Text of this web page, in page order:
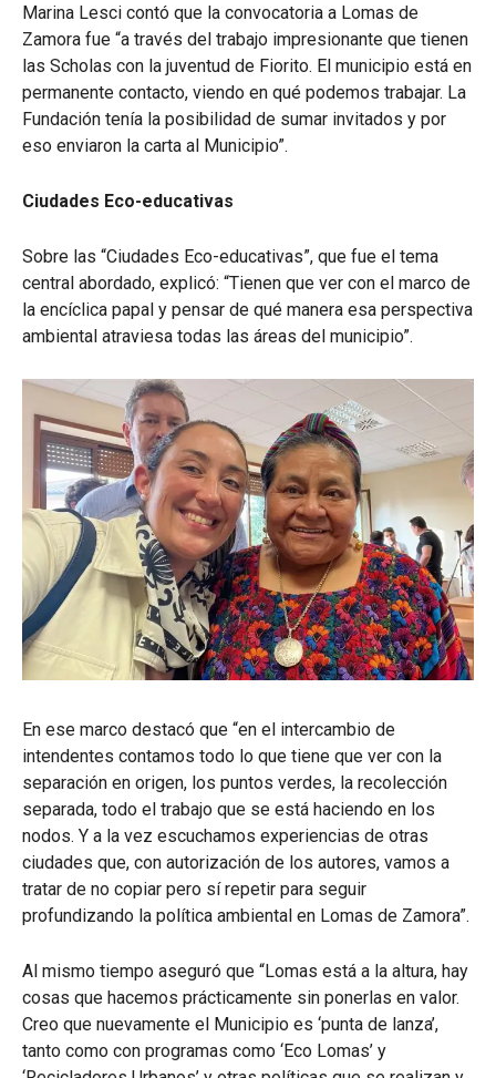
Marina Lesci contó que la convocatoria a Lomas de
Zamora fue “a través del trabajo impresionante que tienen
las Scholas con la juventud de Fiorito. El municipio está en
permanente contacto, viendo en qué podemos trabajar. La
Fundación tenía la posibilidad de sumar invitados y por
eso enviaron la carta al Municipio”.
Ciudades Eco-educativas
Sobre las “Ciudades Eco-educativas”, que fue el tema
central abordado, explicó: “Tienen que ver con el marco de
la encíclica papal y pensar de qué manera esa perspectiva
ambiental atraviesa todas las áreas del municipio”.
En ese marco destacó que “en el intercambio de
intendentes contamos todo lo que tiene que ver con la
separación en origen, los puntos verdes, la recolección
separada, todo el trabajo que se está haciendo en los
nodos. Y a la vez escuchamos experiencias de otras
ciudades que, con autorización de los autores, vamos a
tratar de no copiar pero sí repetir para seguir
profundizando la política ambiental en Lomas de Zamora”.
Al mismo tiempo aseguró que “Lomas está a la altura, hay
cosas que hacemos prácticamente sin ponerlas en valor.
Creo que nuevamente el Municipio es ‘punta de lanza’,
tanto como con programas como ‘Eco Lomas’ y